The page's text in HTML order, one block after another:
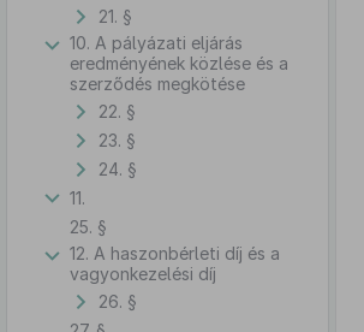
21. §
10. A pályázati eljárás
eredményének közlése és a
szerződés megkötése
22. §
23. §
24. §
11.
25. §
12. A haszonbérleti díj és a
vagyonkezelési díj
26. §